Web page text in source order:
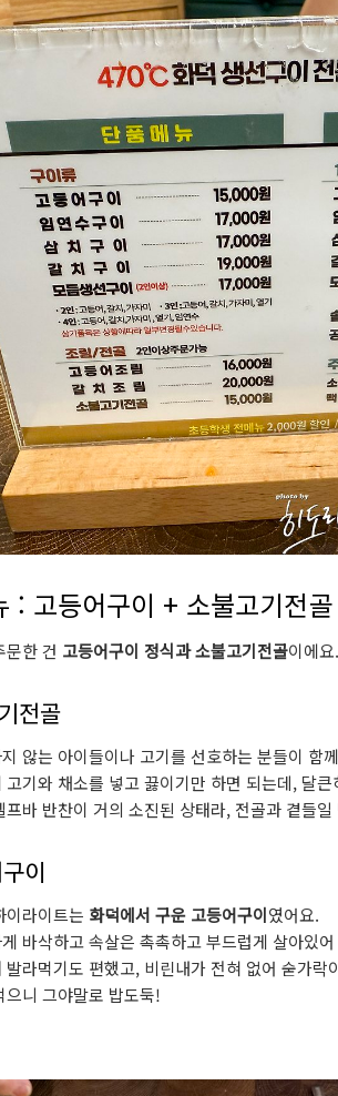
: 고등어구이 + 소불고기전
문한 건 고등어구이 정식과 소불고기전골이에요.
전골
않는 아이들이나 고기를 선호하는 분들이 함
고기와 채소를 넣고 끓이기만 하면 되는데, 달
프바 반찬이 거의 소진된 상태라, 전골과 곁들
이
이라이트는 화덕에서 구운 고등어구이였어요.
바삭하고 속살은 촉촉하고 부드럽게 살아있
발라먹기도 편했고, 비린내가 전혀 없어 숟가락
으니 그야말로 밥도둑!